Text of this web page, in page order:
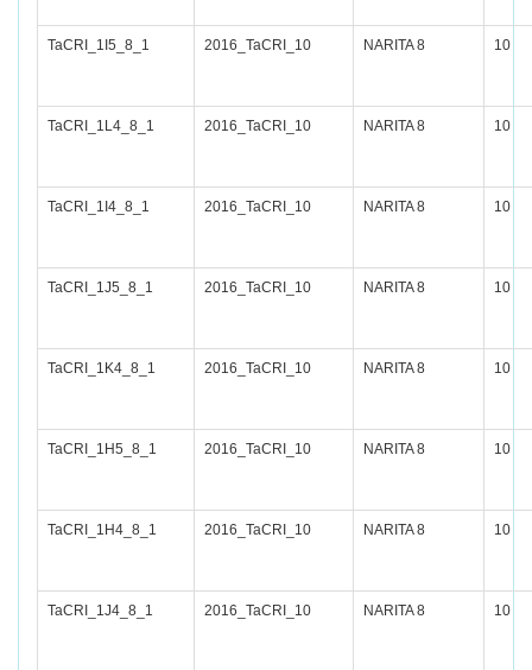
TaCRI_1I5_8_1 2016_TaCRI_10 NARITA 8 10
TaCRI_1L4_8_1 2016_TaCRI_10 NARITA 8 10
TaCRI_1I4_8_1 2016_TaCRI_10 NARITA 8 10
TaCRI_1J5_8_1 2016_TaCRI_10 NARITA 8 10
TaCRI_1K4_8_1 2016_TaCRI_10 NARITA 8 10
TaCRI_1H5_8_1 2016_TaCRI_10 NARITA 8 10
TaCRI_1H4_8_1 2016_TaCRI_10 NARITA 8 10
TaCRI_1J4_8_1 2016_TaCRI_10 NARITA 8 10